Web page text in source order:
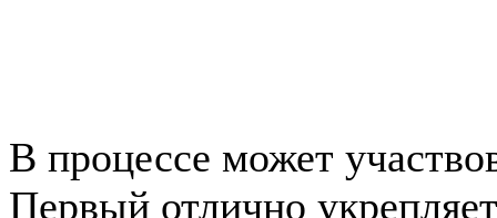
В процессе может
Первый отлично